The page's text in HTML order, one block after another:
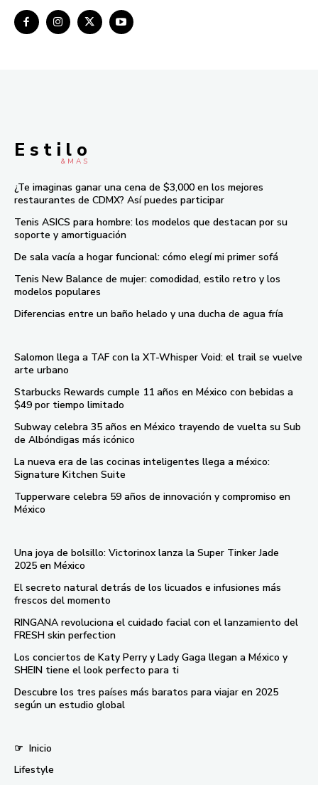
E s t i l o
& M À S
¿Te imaginas ganar una cena de $3,000 en los mejores
restaurantes de CDMX? Así puedes participar
Tenis ASICS para hombre: los modelos que destacan por su
soporte y amortiguación
De sala vacía a hogar funcional: cómo elegí mi primer sofá
Tenis New Balance de mujer: comodidad, estilo retro y los
modelos populares
Diferencias entre un baño helado y una ducha de agua fría
Salomon llega a TAF con la XT-Whisper Void: el trail se vuelve
arte urbano
Starbucks Rewards cumple 11 años en México con bebidas a
$49 por tiempo limitado
Subway celebra 35 años en México trayendo de vuelta su Sub
de Albóndigas más icónico
La nueva era de las cocinas inteligentes llega a méxico:
Signature Kitchen Suite
Tupperware celebra 59 años de innovación y compromiso en
México
Una joya de bolsillo: Victorinox lanza la Super Tinker Jade
2025 en México
El secreto natural detrás de los licuados e infusiones más
frescos del momento
RINGANA revoluciona el cuidado facial con el lanzamiento del
FRESH skin perfection
Los conciertos de Katy Perry y Lady Gaga llegan a México y
SHEIN tiene el look perfecto para ti
Descubre los tres países más baratos para viajar en 2025
según un estudio global
☞ Inicio
Lifestyle